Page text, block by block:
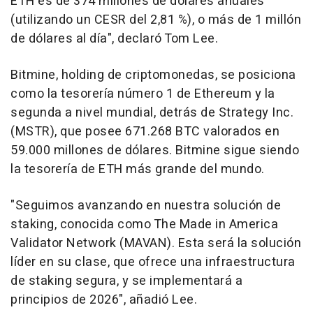
(utilizando un CESR del 2,81 %), o más de 1 millón
de dólares al día", declaróTom Lee.
Bitmine, holding de criptomonedas, se posiciona
como la tesorería número 1 de Ethereum y la
segunda a nivel mundial, detrás de Strategy Inc.
(MSTR), que posee 671.268 BTC valorados en
59.000 millones de dólares. Bitmine sigue siendo
la tesorería de ETH más grande del mundo.
"Seguimos avanzando en nuestra solución de
staking, conocida como The Made in America
Validator Network (MAVAN). Esta será la solución
líder en su clase, que ofrece una infraestructura
de staking segura, y se implementará a
principios de 2026", añadió Lee.